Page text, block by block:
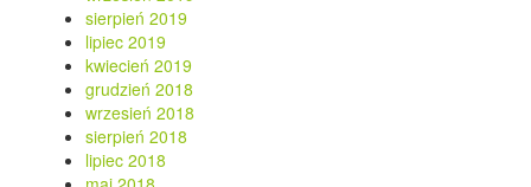
sierpień 2019
lipiec 2019
kwiecień 2019
grudzień 2018
wrzesień 2018
sierpień 2018
lipiec 2018